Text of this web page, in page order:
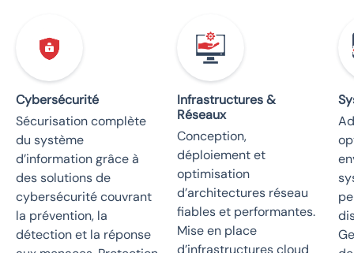
Cybersécurité
Sécurisation complète
du système
d’information grâce à
des solutions de
cybersécurité couvrant
la prévention, la
détection et la réponse
Infrastructures &
Réseaux
Conception,
déploiement et
optimisation
d’architectures réseau
fiables et performantes.
Mise en place
d’infrastructures cloud